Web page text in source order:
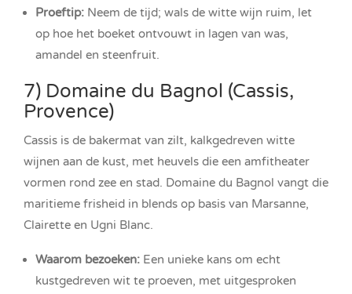
Proeftip: Neem de tijd; wals de witte wijn ruim, let
op hoe het boeket ontvouwt in lagen van was,
amandel en steenfruit.
7) Domaine du Bagnol (Cassis,
Provence)
Cassis is de bakermat van zilt, kalkgedreven witte
wijnen aan de kust, met heuvels die een amfitheater
vormen rond zee en stad. Domaine du Bagnol vangt die
maritieme frisheid in blends op basis van Marsanne,
Clairette en Ugni Blanc.
Waarom bezoeken: Een unieke kans om echt
kustgedreven wit te proeven, met uitgesproken